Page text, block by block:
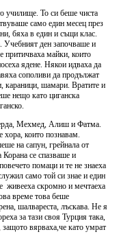
училище. То си беше чиста
само един месец през
бяха в един и същи клас.
Учебният ден започваше и
притичваха майки, които
ядене. Някои идваха да
сополиви да продължат
караници, шамари. Вратите и
нещо като циганска
Мехмед, Алиш и Фатма.
които познавам.
на сапун, грейнала от
се спазваше и
помаци и те не знаеха
само той си знае и един
живееха скромно и мечтаеха
време това беше
шалвареста, лъскава. Не я
за тази своя Турция така,
вярваха,че като умрат